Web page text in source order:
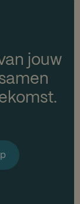
jouw